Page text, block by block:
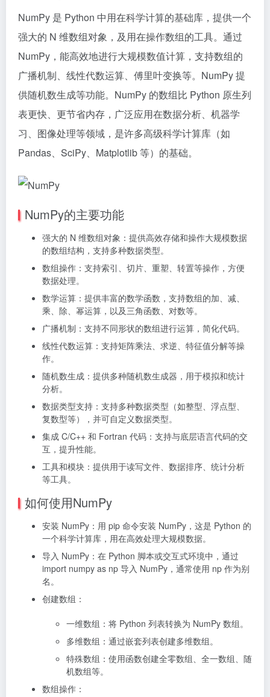
NumPy 是 Python 中用在科学计算的基础库，提供一个
强大的 N 维数组对象，及用在操作数组的工具。通过
NumPy，能高效地进行大规模数值计算，支持数组的
广播机制、线性代数运算、傅里叶变换等。NumPy 提
供随机数生成等功能。NumPy 的数组比 Python 原生列
表更快、更节省内存，广泛应用在数据分析、机器学
习、图像处理等领域，是许多高级科学计算库（如
Pandas、SciPy、Matplotlib 等）的基础。
NumPy的主要功能
强大的 N 维数组对象：提供高效存储和操作大规模数据
的数组结构，支持多种数据类型。
数组操作：支持索引、切片、重塑、转置等操作，方便
数据处理。
数学运算：提供丰富的数学函数，支持数组的加、减、
乘、除、幂运算，以及三角函数、对数等。
广播机制：支持不同形状的数组进行运算，简化代码。
线性代数运算：支持矩阵乘法、求逆、特征值分解等操
作。
随机数生成：提供多种随机数生成器，用于模拟和统计
分析。
数据类型支持：支持多种数据类型（如整型、浮点型、
复数型等），并可自定义数据类型。
集成 C/C++ 和 Fortran 代码：支持与底层语言代码的交
互，提升性能。
工具和模块：提供用于读写文件、数据排序、统计分析
等工具。
如何使用NumPy
安装 NumPy：用 pip 命令安装 NumPy，这是 Python 的
一个科学计算库，用在高效处理大规模数据。
导入 NumPy：在 Python 脚本或交互式环境中，通过
import numpy as np 导入 NumPy，通常使用 np 作为别
名。
创建数组：
一维数组：将 Python 列表转换为 NumPy 数组。
多维数组：通过嵌套列表创建多维数组。
特殊数组：使用函数创建全零数组、全一数组、随
机数组等。
数组操作：